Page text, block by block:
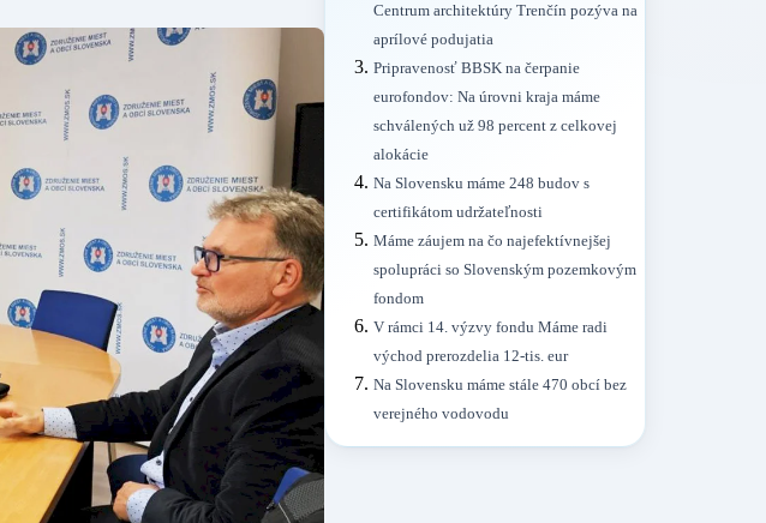
Centrum architektúry Trenčín pozýva na
aprílové podujatia
Pripravenosť BBSK na čerpanie
eurofondov: Na úrovni kraja máme
schválených už 98 percent z celkovej
alokácie
Na Slovensku máme 248 budov s
certifikátom udržateľnosti
Máme záujem na čo najefektívnejšej
spolupráci so Slovenským pozemkovým
fondom
V rámci 14. výzvy fondu Máme radi
východ prerozdelia 12-tis. eur
Na Slovensku máme stále 470 obcí bez
verejného vodovodu